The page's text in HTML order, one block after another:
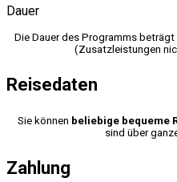
Dauer
Die Dauer des Programms beträgt
(Zusatzleistungen
Reisedaten
Sie können beliebige bequeme
sind über
Zahlung